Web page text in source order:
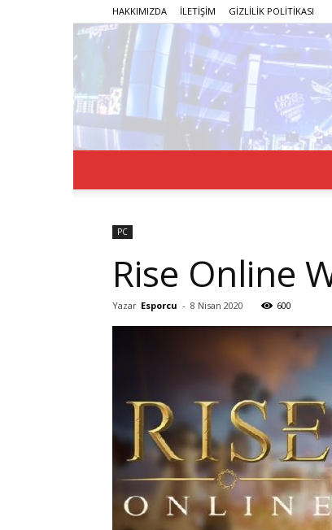
HAKKIMIZDA İLETİŞİM GİZLİLİK POLİTİKASI
PC
Rise Online
Yazar Esporcu - 8 Nisan 2020 600